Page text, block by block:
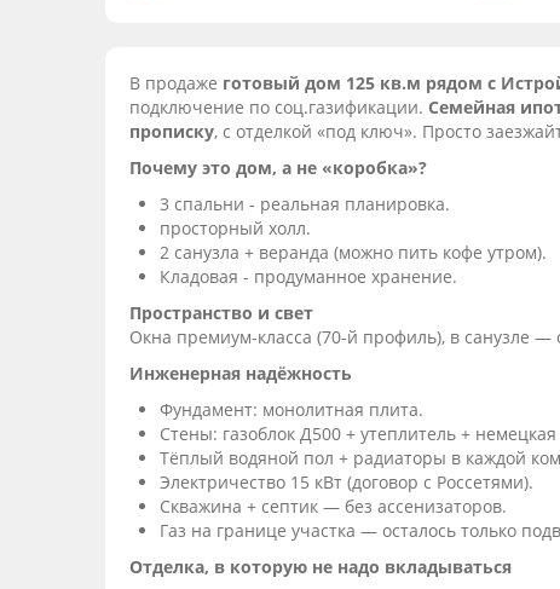
В продаже готовый дом 125 кв.м рядом с
подключение по соц.газификации. Семейная
прописку, с отделкой «под ключ». Просто
Почему это дом, а не «коробка»?
3 спальни - реальная планировка.
просторный холл.
2 санузла + веранда (можно пить кофе утром).
Кладовая - продуманное хранение.
Пространство и свет
Окна премиум-класса (70-й профиль), в санузле —
Инженерная надёжность
Фундамент: монолитная плита.
Стены: газоблок Д500 + утеплитель + немецкая
Тёплый водяной пол + радиаторы в каждой
Электричество 15 кВт (договор с Россетями).
Скважина + септик — без ассенизаторов.
Газ на границе участка — осталось только
Отделка, в которую не надо вкладываться